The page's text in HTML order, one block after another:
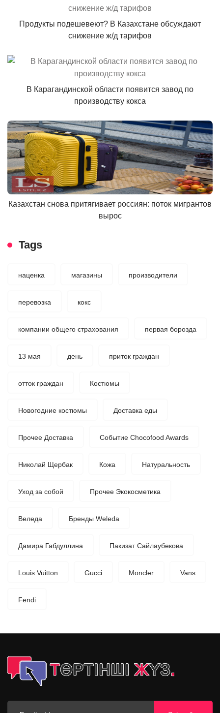
Продукты подешевеют? В Казахстане обсуждают
снижение ж/д тарифов
В Карагандинской области появится завод по
производству кокса
Казахстан снова притягивает россиян: поток мигрантов
вырос
Tags
наценка магазины производители
перевозка кокс
компании общего страхования первая борозда
13 мая день приток граждан
отток граждан Костюмы
Новогодние костюмы Доставка еды
Прочее Доставка Событие Chocofood Awards
Николай Щербак Кожа Натуральность
Уход за собой Прочее Экокосметика
Веледа Бренды Weleda
Дамира Габдуллина Пакизат Сайлаубекова
Louis Vuitton Gucci Moncler Vans
Fendi